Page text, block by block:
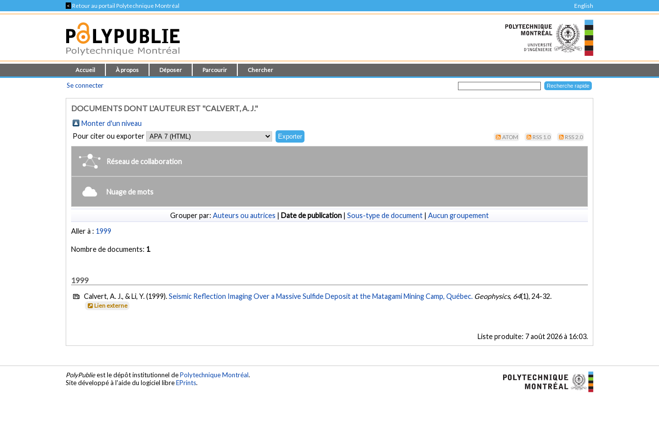
< Retour au portail Polytechnique Montréal English
Accueil À propos Déposer Parcourir Chercher
Se connecter
DOCUMENTS DONT L'AUTEUR EST "CALVERT, A. J."
Monter d'un niveau
Pour citer ou exporter
ATOM RSS 1.0 RSS 2.0
Réseau de collaboration
Nuage de mots
Grouper par: Auteurs ou autrices | Date de publication | Sous-type de document | Aucun groupement
Aller à : 1999
Nombre de documents: 1
1999
Calvert, A. J., & Li, Y. (1999).Seismic Reflection Imaging Over a Massive Sulfide Deposit at the Matagami Mining Camp, Québec. Geophysics, 64(1), 24-32.
Lien externe
Liste produite: 7 août 2026 à 16:03.
PolyPublieest le dépôt institutionnel dePolytechnique Montréal.
Site développé à l'aide du logiciel libreEPrints.